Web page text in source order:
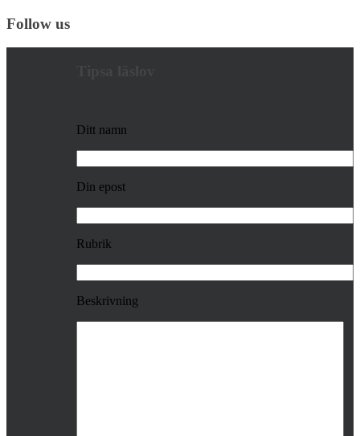
Follow us
Ditt namn
Din epost
Rubrik
Beskrivning